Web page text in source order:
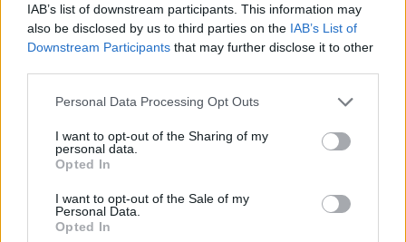
IAB’s list of downstream participants. This information may
also be disclosed by us to third parties on the IAB’s List of
Downstream Participants that may further disclose it to other
Personal Data Processing Opt Outs
I want to opt-out of the Sharing of my
personal data.
Opted In
I want to opt-out of the Sale of my
Personal Data.
Opted In
Pred nami vroč četrtek, v petek
osvežitev
vozil se zaključuje